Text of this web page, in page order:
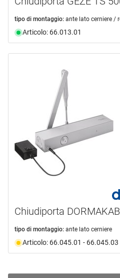
tipo di montaggio: ante lato cerniere /
Articolo: 66.013.01
Chiudiporta
tipo di montaggio: ante lato cerniere
Articolo: 66.045.01 - 66.045.03